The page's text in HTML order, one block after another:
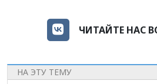
ЧИТАЙТЕ НАС
НА ЭТУ ТЕМУ